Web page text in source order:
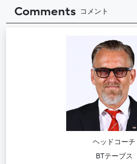
Comments コメント
ヘッドコーチ
BTテーブス